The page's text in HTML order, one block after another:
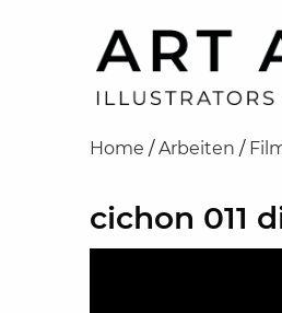
Home /Arbeiten /
cichon 011